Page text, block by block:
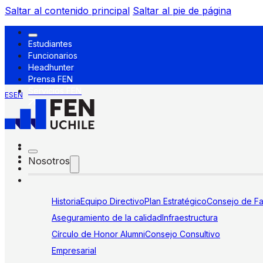
Saltar al contenido principal Saltar al pie de página
Estudiantes
Funcionarios
Headhunter
Prensa FEN
ESEN
Nosotros
HistoriaEquipo DirectivoPlan EstratégicoConsejo de
Aseguramiento de la calidadInfraestructura
Círculo de Honor AlumniConsejo Consultivo
Empresarial